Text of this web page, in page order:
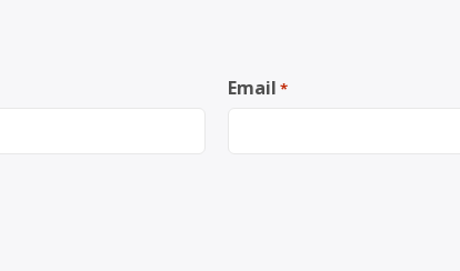
Email *